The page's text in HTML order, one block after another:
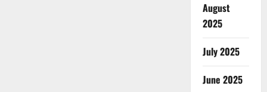
August
2025
July 2025
June 2025